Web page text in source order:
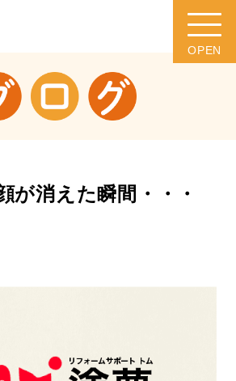
が消えた瞬間・・・